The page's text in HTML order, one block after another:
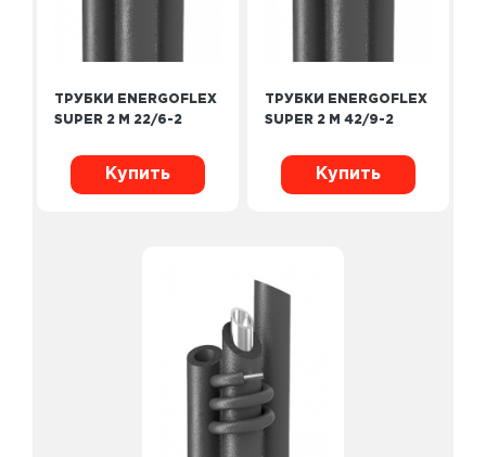
ТРУБКИ ENERGOFLEX
SUPER 2 М 22/6-2
Купить
ТРУБКИ ENERGOFLEX
SUPER 2 М 42/9-2
Купить